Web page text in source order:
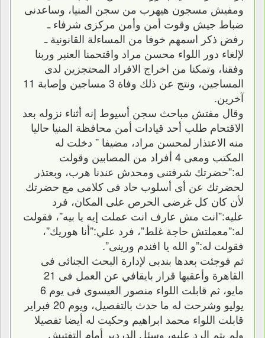
ومفيش مسجون هيهرب من سجن المنيا، وساعدنى
ضباط جيش وقوت أمن وأمن مركزى شرفاء ـ
رفض ذكر اسمهم خوفا من المساءلة القانونية ـ
لإلغاء دور اللواء محسن مراد واقتحمنا العنبر وربنا
وفقنا، وتمكنا من اخراج الافراد المحتجزين لدى
المساجين، ونتج عن ذلك وفاة 3 مساجين وإصابة 11
آخرين.
وقال مفتش مباحث سجن أسيوط إنه أثناء نزوله بعد
الاقتحام طلب أحد قيادات أمن محافظة المنيا حاليا
منه الاعتذار لمحسن مراد، مضيفا ” دخلت له
المكتب ومعى 4 أفراد من المصابين وقولت
له:”حضرتك شرفتنى ومحدش عندنا هرب، وبعتذر
لحضرتك عن أى أسلوب حاد فى كلامى مع حضرتك
لأن كان كل غرضى الحرص على المكان، فرد
عليه:”انت مش عارف انت عملت إيه يا بيه”، فقولت
له:”معملتش حاجة غلط”، فرد علي:”أنا هوريك”،
فقولت له:”و الله يا افندم ورينى”.
ثم فوجئت بعدها بندبى لإدارة البحث الجنائى فى
القاهرة وأعقبها قرار بايقافي عن العمل فى 21
مايو، ثم قابلت اللواء منصور العيسوى فى يوم 6
يوليو وشرحت له ما حدث بالتفصيل، ويوم 20 فبراير
قابلت اللواء محمد ابراهيم وحكيت له أيضا تفصيلا
ولم يتم الرد عليه، وسئل الدردير أمام التفتيش